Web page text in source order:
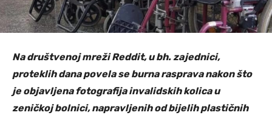
Na društvenoj mreži Reddit, u bh. zajednici,
proteklih dana povela se burna rasprava nakon što
je objavljena fotografija invalidskih kolica u
zeničkoj bolnici, napravljenih od bijelih plastičnih